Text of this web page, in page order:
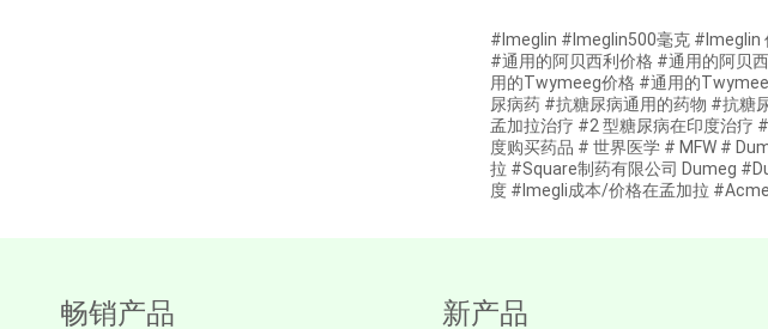
#Imeglin #Imeglin500毫克 #Imeglin
#通用的阿贝西利价格 #通用的阿贝
用的Twymeeg价格 #通用的
尿病药 #抗糖尿病通用的药物 #抗糖
孟加拉治疗 #2 型糖尿病在印度治疗
度购买药品 # 世界医学 # MFW #
拉 #Square制药有限公司 Dumeg
度 #Imegli成本/价格在孟加拉
畅销产品 新产品